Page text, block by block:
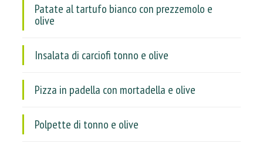
Patate al tartufo bianco con prezzemolo e
olive
Insalata di carciofi tonno e olive
Pizza in padella con mortadella e olive
Polpette di tonno e olive